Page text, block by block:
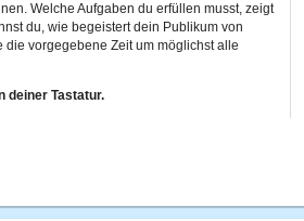
Welche Aufgaben du erfüllen musst, zeigt
du, wie begeistert dein Publikum von
vorgegebene Zeit um möglichst alle
deiner Tastatur.